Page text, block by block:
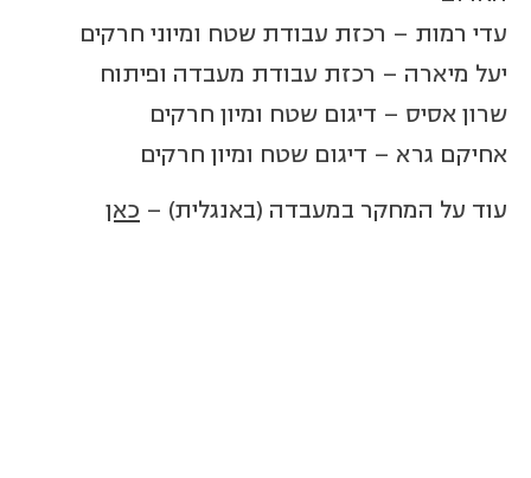
עדי רמות – רכזת עבודת שטח ומיוני חרקים
יעל מיארה – רכזת עבודת מעבדה ופיתוח
שרון אסיס – דיגום שטח ומיון חרקים
אחיקם גרא – דיגום שטח ומיון חרקים
עוד על המחקר במעבדה (באנגלית) – כאן